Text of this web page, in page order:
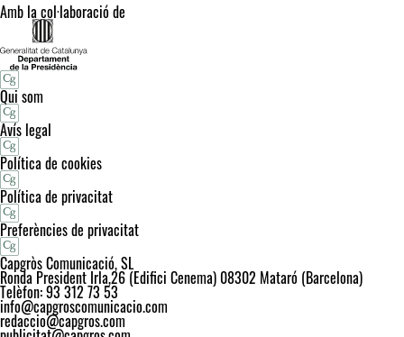
Amb la col·laboració de
Qui som
Avís legal
Política de cookies
Política de privacitat
Preferències de privacitat
Capgròs Comunicació, SL
Ronda President Irla,26 (Edifici Cenema) 08302 Mataró (Barcelona)
Telèfon: 93 312 73 53
info@capgroscomunicacio.com
redaccio@capgros.com